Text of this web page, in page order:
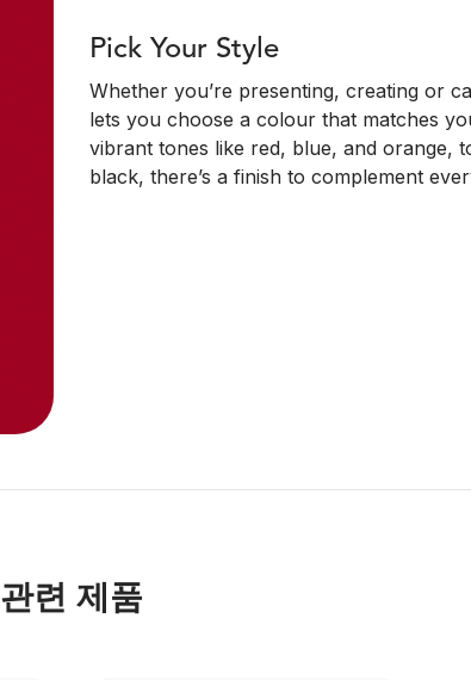
Pick Your Style
Whether you’re presenting, creating or
lets you choose a colour that matches
vibrant tones like red, blue, and orange,
black, there’s a finish to complement
관련 제품